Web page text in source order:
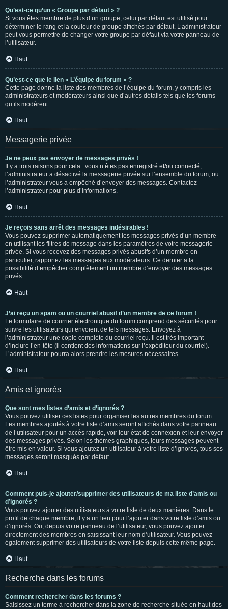
Qu’est-ce qu’un « Groupe par défaut » ?
Si vous êtes membre de plus d’un groupe, celui par défaut est utilisé pour
déterminer le rang et la couleur de groupe affichés par défaut. L’administrateur
peut vous permettre de changer votre groupe par défaut via votre panneau de
l’utilisateur.
Haut
Qu’est-ce que le lien « L’équipe du forum » ?
Cette page donne la liste des membres de l’équipe du forum, y compris les
administrateurs et modérateurs ainsi que d’autres détails tels que les forums
qu’ils modèrent.
Haut
Messagerie privée
Je ne peux pas envoyer de messages privés !
Il y a trois raisons pour cela : vous n’êtes pas enregistré et/ou connecté,
l’administrateur a désactivé la messagerie privée sur l’ensemble du forum, ou
l’administrateur vous a empêché d’envoyer des messages. Contactez
l’administrateur pour plus d’informations.
Haut
Je reçois sans arrêt des messages indésirables !
Vous pouvez supprimer automatiquement les messages privés d’un membre
en utilisant les filtres de message dans les paramètres de votre messagerie
privée. Si vous recevez des messages privés abusifs d’un membre en
particulier, rapportez les messages aux modérateurs. Ce dernier a la
possibilité d’empêcher complètement un membre d’envoyer des messages
privés.
Haut
J’ai reçu un spam ou un courriel abusif d’un membre de ce forum !
Le formulaire de courrier électronique du forum comprend des sécurités pour
suivre les utilisateurs qui envoient de tels messages. Envoyez à
l’administrateur une copie complète du courriel reçu. Il est très important
d’inclure l’en-tête (il contient des informations sur l’expéditeur du courriel).
L’administrateur pourra alors prendre les mesures nécessaires.
Haut
Amis et ignorés
Que sont mes listes d’amis et d’ignorés ?
Vous pouvez utiliser ces listes pour organiser les autres membres du forum.
Les membres ajoutés à votre liste d’amis seront affichés dans votre panneau
de l’utilisateur pour un accès rapide, voir leur état de connexion et leur envoyer
des messages privés. Selon les thèmes graphiques, leurs messages peuvent
être mis en valeur. Si vous ajoutez un utilisateur à votre liste d’ignorés, tous ses
messages seront masqués par défaut.
Haut
Comment puis-je ajouter/supprimer des utilisateurs de ma liste d’amis ou
d’ignorés ?
Vous pouvez ajouter des utilisateurs à votre liste de deux manières. Dans le
profil de chaque membre, il y a un lien pour l’ajouter dans votre liste d’amis ou
d’ignorés. Ou, depuis votre panneau de l’utilisateur, vous pouvez ajouter
directement des membres en saisissant leur nom d’utilisateur. Vous pouvez
également supprimer des utilisateurs de votre liste depuis cette même page.
Haut
Recherche dans les forums
Comment rechercher dans les forums ?
Saisissez un terme à rechercher dans la zone de recherche située en haut des